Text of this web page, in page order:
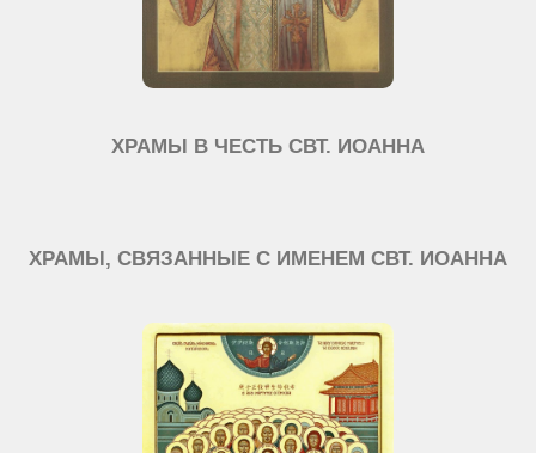
ХРАМЫ В ЧЕСТЬ СВТ. ИОАННА
ХРАМЫ, СВЯЗАННЫЕ С ИМЕНЕМ СВТ. ИОАННА